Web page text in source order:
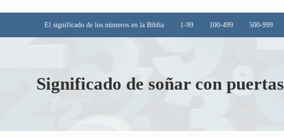
El significado de los números en la Biblia 1-99 100-499 500-999
Significado de soñar con puertas